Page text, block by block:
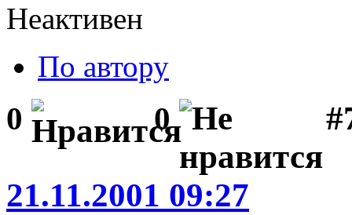
Неактивен
По автору
0 0
21.11.2001 09:27